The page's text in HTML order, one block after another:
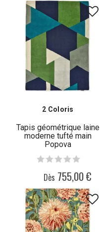
2 Coloris
Tapis géométrique laine
moderne tufté main
Popova
Dès 755,00 €